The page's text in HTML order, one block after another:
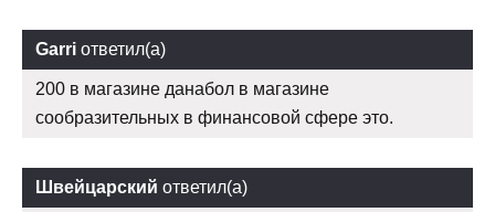
Garri ответил(а)
200 в магазине данабол в магазине
сообразительных в финансовой сфере это.
Швейцарский ответил(а)